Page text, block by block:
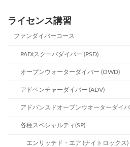
ライセンス講習
ファンダイバーコース
PADIスクーバダイバー (PSD)
オープンウォーターダイバー (OWD)
アドベンチャーダイバー (ADV)
アドバンスドオープンウオーターダイ
各種スペシャルティ(SP)
エンリッチド・エア (ナイトロックス)